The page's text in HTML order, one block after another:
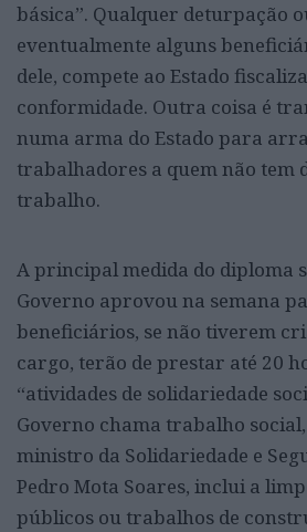
básica”. Qualquer deturpação
eventualmente alguns
dele, compete ao Estado
conformidade. Outra coisa é
numa arma do Estado para
trabalhadores a quem não tem
trabalho.
A principal medida do diploma
Governo aprovou na semana
beneficiários, se não tiverem
cargo, terão de prestar até 20
“atividades de solidariedade
Governo chama trabalho
ministro da Solidariedade e
Pedro Mota Soares, inclui a
públicos ou trabalhos de